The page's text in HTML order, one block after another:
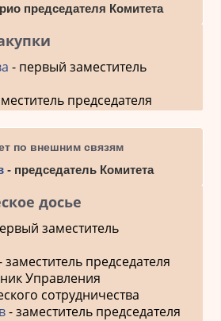
председателя Комитета
- первый заместитель
председателя
по внешним связям
- председатель Комитета
досье
заместитель
председателя
Управления
сотрудничества
- заместитель председателя